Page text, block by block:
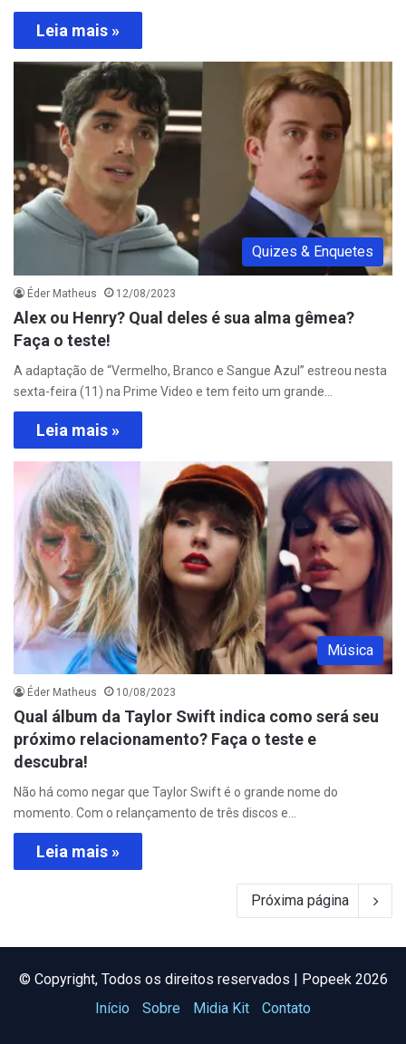
Leia mais »
Quizes & Enquetes
Éder Matheus 12/08/2023
Alex ou Henry? Qual deles é sua alma gêmea?
Faça o teste!
A adaptação de “Vermelho, Branco e Sangue Azul” estreou nesta
sexta-feira (11) na Prime Video e tem feito um grande…
Leia mais »
Música
Éder Matheus 10/08/2023
Qual álbum da Taylor Swift indica como será seu
próximo relacionamento? Faça o teste e
descubra!
Não há como negar que Taylor Swift é o grande nome do
momento. Com o relançamento de três discos e…
Leia mais »
Próxima página
©️ Copyright, Todos os direitos reservados | Popeek 2026
Início
Sobre Midia Kit Contato